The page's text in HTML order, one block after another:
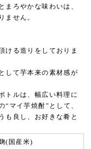
まろやかな味わいは、
ません。
ける造りをしておりま
して芋本来の素材感が
トルは、幅広い料理に
“マイ芋焼酎”として、
も良し、お好きな肴と
(国産米)